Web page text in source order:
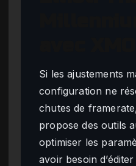
Si les ajustements
configuration ne
chutes de
propose des outils
optimiser les
avoir besoin